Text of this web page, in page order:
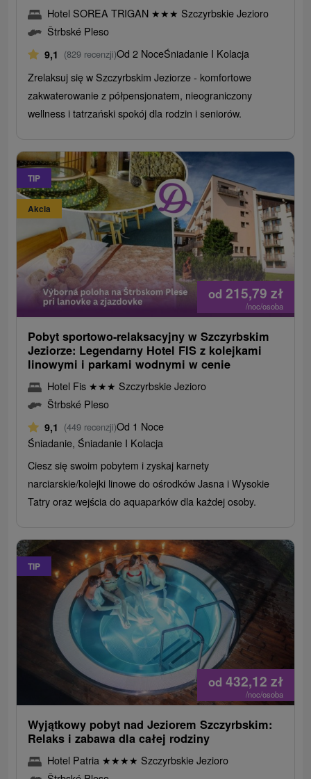
Hotel SOREA TRIGAN ★★★ Szczyrbskie Jezioro
Štrbské Pleso
9,1 (829 recenzji)Od 2 NoceŚniadanie I Kolacja
Zrelaksuj się w Szczyrbskim Jeziorze - komfortowe
zakwaterowanie z półpensjonatem, nieograniczony
wellness i tatrzański spokój dla rodzin i seniorów.
TIP
Akcia
od 215,79 zł
/noc/osoba
Pobyt sportowo-relaksacyjny w Szczyrbskim
Jeziorze: Legendarny Hotel FIS z kolejkami
linowymi i parkami wodnymi w cenie
Hotel Fis ★★★ Szczyrbskie Jezioro
Štrbské Pleso
9,1 (449 recenzji)Od 1 Noce
Śniadanie, Śniadanie I Kolacja
Ciesz się swoim pobytem i zyskaj karnety
narciarskie/kolejki linowe do ośrodków Jasna i Wysokie
Tatry oraz wejścia do aquaparków dla każdej osoby.
TIP
od 432,12 zł
/noc/osoba
Wyjątkowy pobyt nad Jeziorem Szczyrbskim:
Relaks i zabawa dla całej rodziny
Hotel Patria ★★★★ Szczyrbskie Jezioro